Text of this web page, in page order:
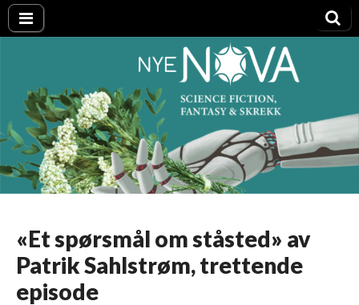
Nye NOVA
«Et spørsmål om ståsted» av
Patrik Sahlstrøm, trettende
episode